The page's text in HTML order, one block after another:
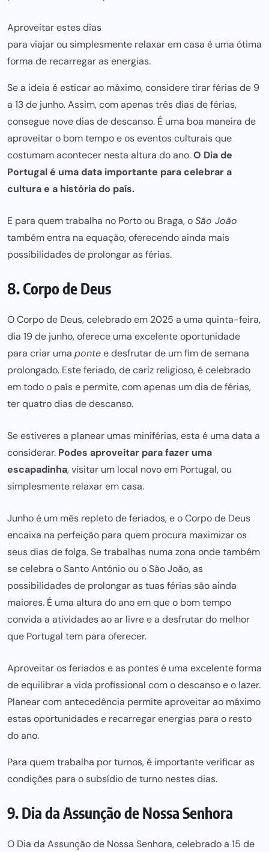
Aproveitar estes dias
para viajar ou simplesmente relaxar em casa é uma ótima
forma de recarregar as energias.
Se a ideia é esticar ao máximo, considere tirar férias de 9
a 13 de junho. Assim, com apenas três dias de férias,
consegue nove dias de descanso. É uma boa maneira de
aproveitar o bom tempo e os eventos culturais que
costumam acontecer nesta altura do ano.O Dia de
Portugal é uma data importante para celebrar a
cultura e a história do país.
E para quem trabalha no Porto ou Braga, oSão João
também entra na equação, oferecendo ainda mais
possibilidades de prolongar as férias.
8. Corpo de Deus
O Corpo de Deus, celebrado em 2025 a uma quinta-feira,
dia 19 de junho, oferece uma excelente oportunidade
para criar uma pontee desfrutar de um fim de semana
prolongado. Este feriado, de cariz religioso, é celebrado
em todo o país e permite, com apenas um dia de férias,
ter quatro dias de descanso.
Se estiveres a planear umas miniférias, esta é uma data a
considerar. Podes aproveitar para fazer uma
escapadinha, visitar um local novo em Portugal, ou
simplesmente relaxar em casa.
Junho é um mês repleto de feriados, e o Corpo de Deus
encaixa na perfeição para quem procura maximizar os
seus dias de folga. Se trabalhas numa zona onde também
se celebra o Santo António ou o São João, as
possibilidades de prolongar as tuas férias são ainda
maiores. É uma altura do ano em que o bom tempo
convida a atividades ao ar livre e a desfrutar do melhor
que Portugal tem para oferecer.
Aproveitar os feriados e as pontes é uma excelente forma
de equilibrar a vida profissional com o descanso e o lazer.
Planear com antecedência permite aproveitar ao máximo
estas oportunidades e recarregar energias para o resto
do ano.
Para quem trabalha por turnos, é importante verificar as
condições para osubsídio de turno nestes dias.
9. Dia da Assunção de Nossa Senhora
O Dia da Assunção de Nossa Senhora, celebrado a 15 de